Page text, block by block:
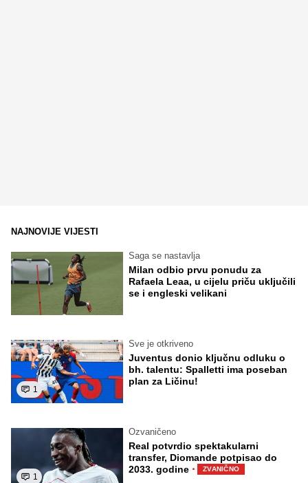
NAJNOVIJE VIJESTI
Saga se nastavlja
Milan odbio prvu ponudu za
Rafaela Leaa, u cijelu priču uključili
se i engleski velikani
1
Sve je otkriveno
Juventus donio ključnu odluku o
bh. talentu: Spalletti ima poseban
plan za Ličinu!
1
Ozvaničeno
Real potvrdio spektakularni
transfer, Diomande potpisao do
2033. godine · ZVANIČNO